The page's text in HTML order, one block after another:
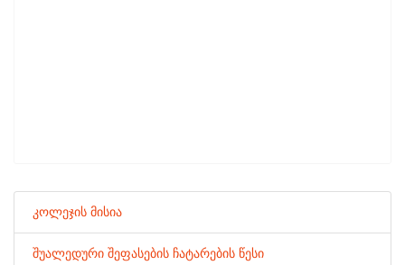
კოლეჯის მისია
შუალედური შეფასების ჩატარების წესი